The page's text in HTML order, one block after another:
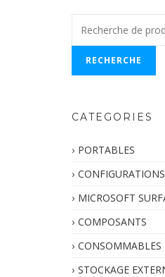
RECHERCHE
CATEGORIES
PORTABLES
CONFIGURATIONS
MICROSOFT
COMPOSANTS
CONSOMMABLES
STOCKAGE